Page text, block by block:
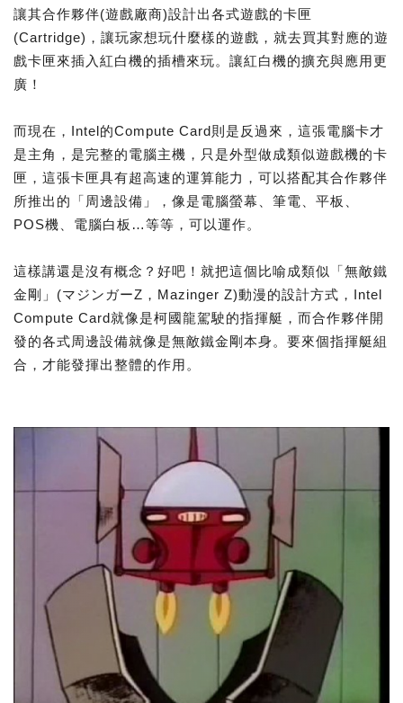
讓其合作夥伴(遊戲廠商)設計出各式遊戲的卡匣
(Cartridge)，讓玩家想玩什麼樣的遊戲，就去買其對應的遊
戲卡匣來插入紅白機的插槽來玩。讓紅白機的擴充與應用更
廣！
而現在，Intel的Compute Card則是反過來，這張電腦卡才
是主角，是完整的電腦主機，只是外型做成類似遊戲機的卡
匣，這張卡匣具有超高速的運算能力，可以搭配其合作夥伴
所推出的「周邊設備」，像是電腦螢幕、筆電、平板、
POS機、電腦白板…等等，可以運作。
這樣講還是沒有概念？好吧！就把這個比喻成類似「無敵鐵
金剛」(マジンガーZ，Mazinger Z)動漫的設計方式，Intel
Compute Card就像是柯國龍駕駛的指揮艇，而合作夥伴開
發的各式周邊設備就像是無敵鐵金剛本身。要來個指揮艇組
合，才能發揮出整體的作用。